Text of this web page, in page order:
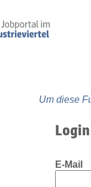
Um diese
Login
E-Mail